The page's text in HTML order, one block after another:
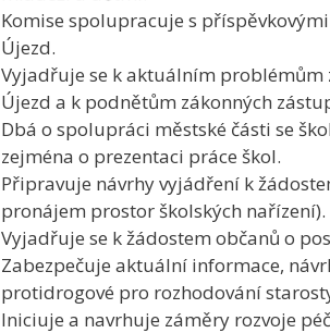
Komise spolupracuje s
Újezd.
Vyjadřuje se k aktuálním problémům
Újezd a k podnětům zákonných
Dbá o spolupráci městské části se
zejména o prezentaci práce škol.
Připravuje návrhy vyjádření k
pronájem prostor školských nařízení).
Vyjadřuje se k žádostem občanů o
Zabezpečuje aktuální informace,
protidrogové pro rozhodování
Iniciuje a navrhuje záměry rozvoje